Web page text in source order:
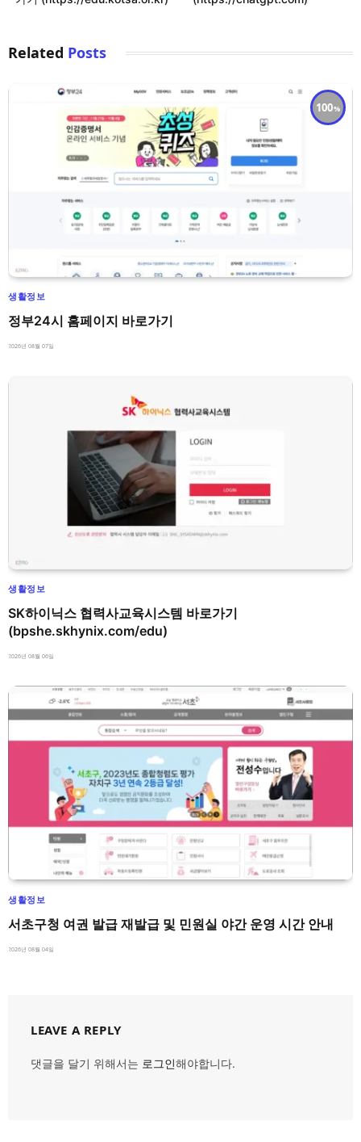
Related Posts
100
생활정보
정부24시 홈페이지 바로가기
2026년 08월 07일
생활정보
SK하이닉스 협력사교육시스템 바로가기
(bpshe.skhynix.com/edu)
2026년 08월 06일
생활정보
서초구청 여권 발급 재발급 및 민원실 야간 운영 시간 안내
2026년 08월 04일
LEAVE A REPLY
댓글을 달기 위해서는 로그인해야합니다.